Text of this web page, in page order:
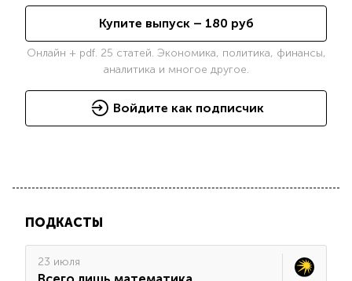
Купите выпуск – 180 руб
Онлайн + pdf. 25 статей. Экономика, политика, финансы,
аналитика и многое другое.
Войдите как подписчик
ПОДКАСТЫ
23 июля